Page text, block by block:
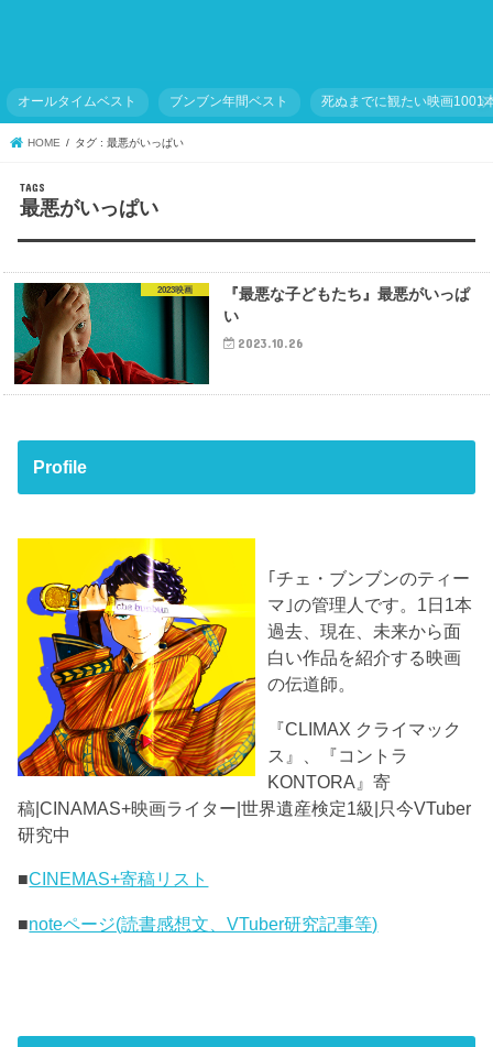
オールタイムベスト ブンブン年間ベスト 死ぬまでに観たい映画1001
HOME タグ : 最悪がいっぱい
最悪がいっぱい
2023映画
『最悪な子どもたち』最悪がいっぱ
い
2023.10.26
Profile
｢チェ・ブンブンのティー
マ｣の管理人です。1日1本
過去、現在、未来から面
白い作品を紹介する映画
の伝道師。
『CLIMAX クライマック
ス』、『コントラ
KONTORA』寄
稿|CINAMAS+映画ライター|世界遺産検定1級|只今VTuber
研究中
■CINEMAS+寄稿リスト
■noteページ(読書感想文、VTuber研究記事等)